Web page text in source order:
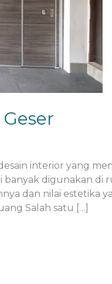
interior yang
banyak digunakan di
dan nilai estetika
Salah satu […]